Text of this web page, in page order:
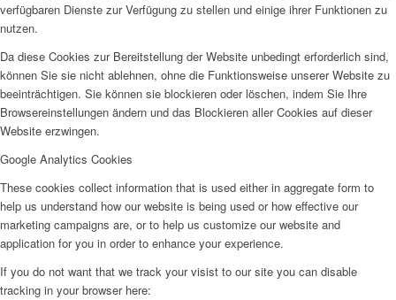
verfügbaren Dienste zur Verfügung zu stellen und einige ihrer Funktionen zu
nutzen.
Da diese Cookies zur Bereitstellung der Website unbedingt erforderlich sind,
können Sie sie nicht ablehnen, ohne die Funktionsweise unserer Website zu
beeinträchtigen. Sie können sie blockieren oder löschen, indem Sie Ihre
Browsereinstellungen ändern und das Blockieren aller Cookies auf dieser
Website erzwingen.
Google Analytics Cookies
These cookies collect information that is used either in aggregate form to
help us understand how our website is being used or how effective our
marketing campaigns are, or to help us customize our website and
application for you in order to enhance your experience.
If you do not want that we track your visist to our site you can disable
tracking in your browser here: